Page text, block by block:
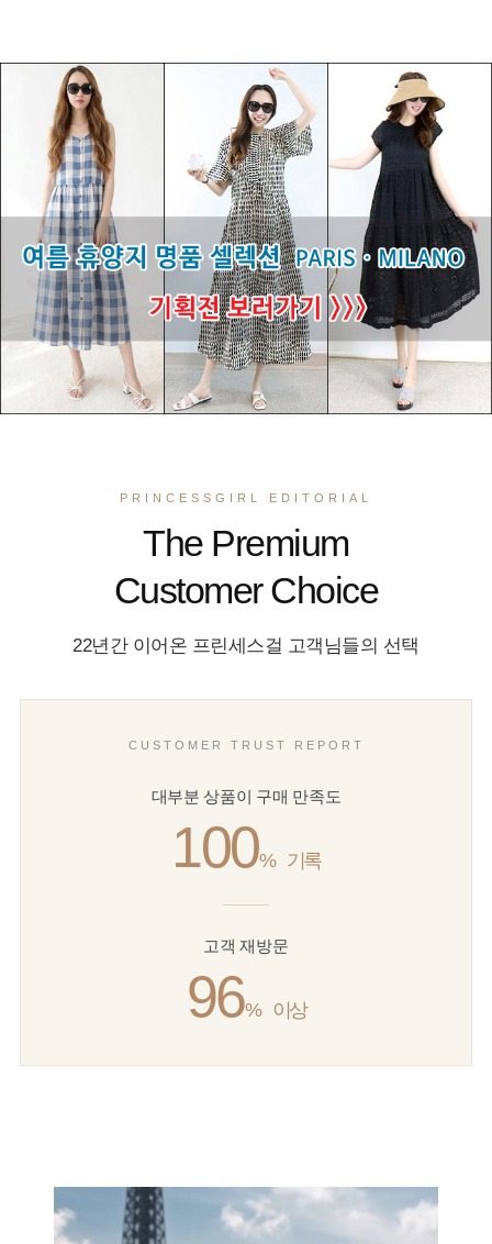
PRINCESSGIRL EDITORIAL
The Premium
Customer Choice
22년간 이어온 프린세스걸 고객님들의 선택
CUSTOMER TRUST REPORT
대부분 상품이 구매 만족도
100% 기록
고객 재방문
96% 이상